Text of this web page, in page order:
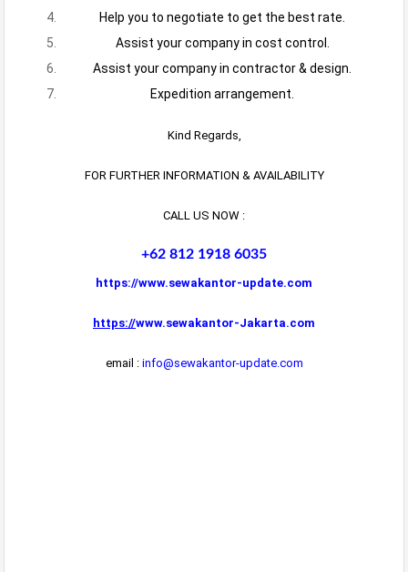
Help you to negotiate to get the best rate.
Assist your company in cost control.
Assist your company in contractor & design.
Expedition arrangement.
Kind Regards,
FOR FURTHER INFORMATION & AVAILABILITY
CALL US NOW :
+62 812 1918 6035
https://www.sewakantor-update.com
https://www.sewakantor-Jakarta.com
email : info@sewakantor-update.com